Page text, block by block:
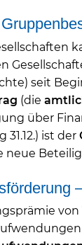
seit
(die
über
31.12.) ist der
neue
von